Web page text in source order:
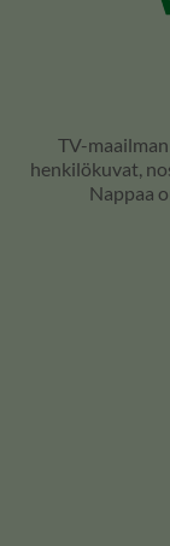
TV-
henkilökuvat,
Nappaa